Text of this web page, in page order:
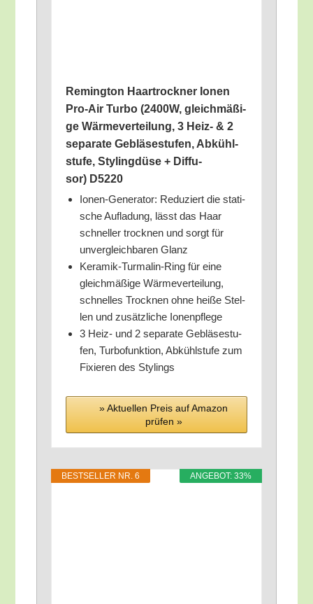
Reming­ton Haar­trock­ner Ionen
Pro-Air Tur­bo (2400W, gleich­mä­ßi­
ge Wär­me­ver­tei­lung, 3 Heiz- & 2
sepa­ra­te Geblä­se­stu­fen, Abkühl­
stu­fe, Sty­ling­dü­se + Dif­fu­
sor) D5220
Ionen-Gene­ra­tor: Redu­ziert die sta­ti­
sche Auf­la­dung, lässt das Haar
schnel­ler trock­nen und sorgt für
unver­gleich­ba­ren Glanz
Kera­mik-Turm­a­lin-Ring für eine
gleich­mä­ßi­ge Wär­me­ver­tei­lung,
schnel­les Trock­nen ohne hei­ße Stel­
len und zusätz­li­che Ionenpflege
3 Heiz- und 2 sepa­ra­te Geblä­se­stu­
fen, Tur­bo­funk­ti­on, Abkühl­stu­fe zum
Fixie­ren des Stylings
» Aktu­el­len Preis auf Ama­zon
prü­fen »
ANGE­BOT: 33%
BEST­SEL­LER NR. 6